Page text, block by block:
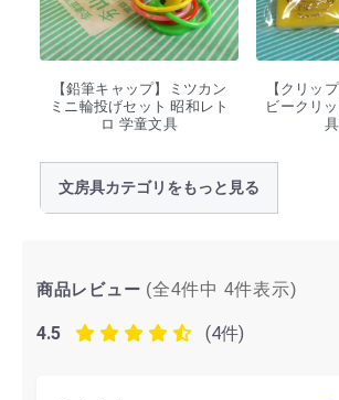
【鉛筆キャップ】ミツカン
ミニ輪投げセット 昭和レト
ロ 学童文具
【クリッ
ビークリ
文房具カテゴリをもっと見る
商品レビュー (全4件中 4件表示)
4.5 (4件)